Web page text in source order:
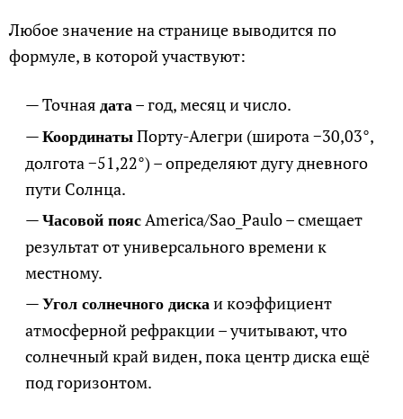
Любое значение на странице выводится по
формуле, в которой участвуют:
Точная дата – год, месяц и число.
Координаты Порту-Алегри (широта −30,03°,
долгота −51,22°) – определяют дугу дневного
пути Солнца.
Часовой пояс America/Sao_Paulo – смещает
результат от универсального времени к
местному.
Угол солнечного диска и коэффициент
атмосферной рефракции – учитывают, что
солнечный край виден, пока центр диска ещё
под горизонтом.